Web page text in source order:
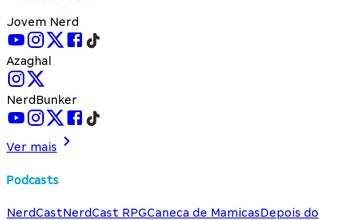
Jovem Nerd
Azaghal
NerdBunker
Ver mais
Podcasts
NerdCastNerdCast RPGCaneca de MamicasDepois do